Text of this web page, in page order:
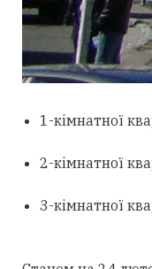
1-кімнатної
2-кімнатної
3-кімнатної